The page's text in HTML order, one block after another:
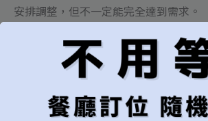
安排調整，但不一定能完全達到需求。
相信您一定會在La Vie by Thomas
要的人一起度過某些難忘的日子，
(Happy Birthday或Happy Anniversary